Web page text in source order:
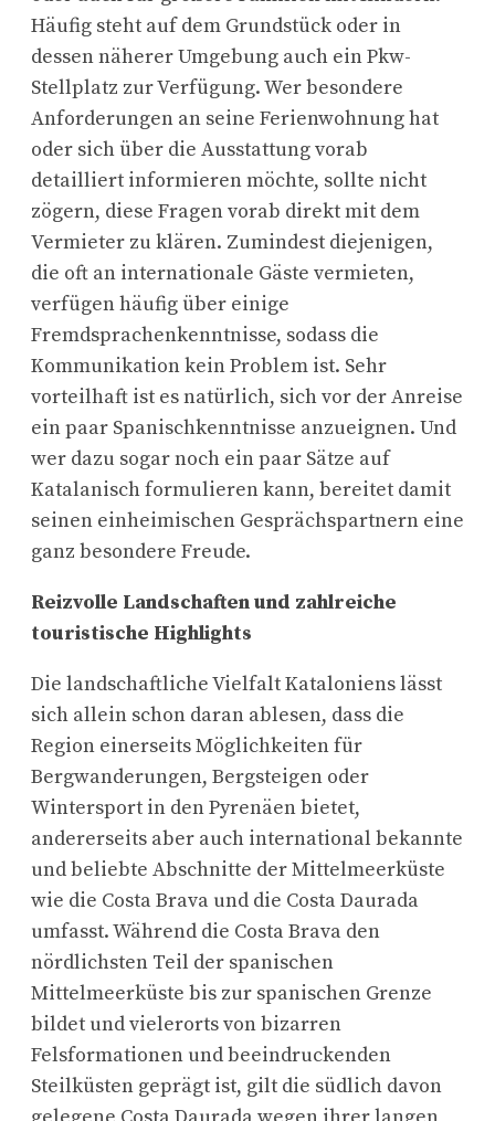
Häufig steht auf dem Grundstück oder in
dessen näherer Umgebung auch ein Pkw-
Stellplatz zur Verfügung. Wer besondere
Anforderungen an seine Ferienwohnung hat
oder sich über die Ausstattung vorab
detailliert informieren möchte, sollte nicht
zögern, diese Fragen vorab direkt mit dem
Vermieter zu klären. Zumindest diejenigen,
die oft an internationale Gäste vermieten,
verfügen häufig über einige
Fremdsprachenkenntnisse, sodass die
Kommunikation kein Problem ist. Sehr
vorteilhaft ist es natürlich, sich vor der Anreise
ein paar Spanischkenntnisse anzueignen. Und
wer dazu sogar noch ein paar Sätze auf
Katalanisch formulieren kann, bereitet damit
seinen einheimischen Gesprächspartnern eine
ganz besondere Freude.
Reizvolle Landschaften und zahlreiche
touristische Highlights
Die landschaftliche Vielfalt Kataloniens lässt
sich allein schon daran ablesen, dass die
Region einerseits Möglichkeiten für
Bergwanderungen, Bergsteigen oder
Wintersport in den Pyrenäen bietet,
andererseits aber auch international bekannte
und beliebte Abschnitte der Mittelmeerküste
wie die Costa Brava und die Costa Daurada
umfasst. Während die Costa Brava den
nördlichsten Teil der spanischen
Mittelmeerküste bis zur spanischen Grenze
bildet und vielerorts von bizarren
Felsformationen und beeindruckenden
Steilküsten geprägt ist, gilt die südlich davon